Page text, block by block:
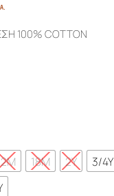
100% COTTON
18M 2Y 3/4Y